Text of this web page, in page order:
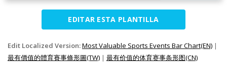
EDITAR ESTA PLANTILLA
Edit Localized Version:Most Valuable Sports Events Bar Chart(EN) |
最有價值的體育賽事條形圖(TW) | 最有价值的体育赛事条形图(CN)